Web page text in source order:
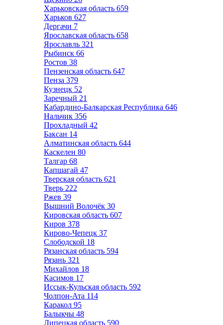
Харьковская область 659
Харьков 627
Дергачи 7
Ярославская область 658
Ярославль 321
Рыбинск 66
Ростов 38
Пензенская область 647
Пенза 379
Кузнецк 52
Заречный 21
Кабардино-Балкарская Республика 646
Нальчик 356
Прохладный 42
Баксан 14
Алматинская область 644
Каскелен 80
Талгар 68
Капшагай 47
Тверская область 621
Тверь 222
Ржев 39
Вышний Волочёк 30
Кировская область 607
Киров 378
Кирово-Чепецк 37
Слободской 18
Рязанская область 594
Рязань 321
Михайлов 18
Касимов 17
Иссык-Кульская область 592
Чолпон-Ата 114
Каракол 95
Балыкчы 48
Липецкая область 590